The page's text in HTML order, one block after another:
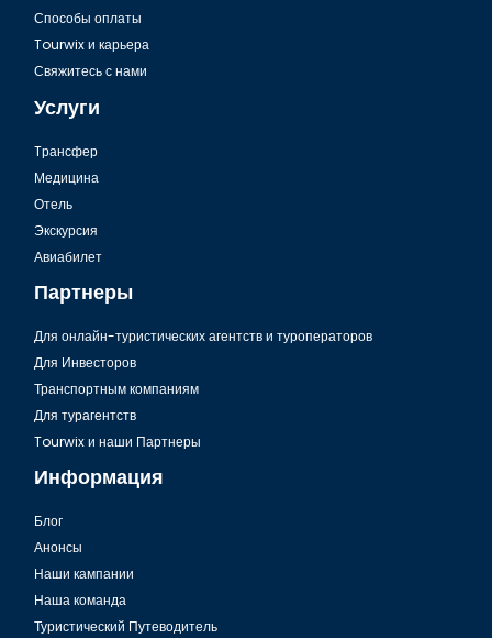
Способы оплаты
Tourwix и карьера
Свяжитесь с нами
Услуги
Tрансфер
Медицина
Отель
Экскурсия
Авиабилет
Партнеры
Для онлайн-туристических агентств и туроператоров
Для Инвесторов
Транспортным компаниям
Для турагентств
Tourwix и наши Партнеры
Информация
Блог
Анонсы
Наши кампании
Наша команда
Туристический Путеводитель